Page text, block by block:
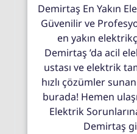
Demirtaş En Yakın
Güvenilir ve
en yakın
Demirtaş ’da acil
ustası ve elektrik
hızlı çözümler
burada! Hemen
Elektrik
Demirtaş